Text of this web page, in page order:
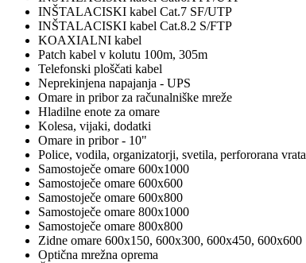
INŠTALACISKI kabel Cat.7 SF/UTP
INŠTALACISKI kabel Cat.8.2 S/FTP
KOAXIALNI kabel
Patch kabel v kolutu 100m, 305m
Telefonski ploščati kabel
Neprekinjena napajanja - UPS
Omare in pribor za računalniške mreže
Hladilne enote za omare
Kolesa, vijaki, dodatki
Omare in pribor - 10"
Police, vodila, organizatorji, svetila, perfororana vrata
Samostoječe omare 600x1000
Samostoječe omare 600x600
Samostoječe omare 600x800
Samostoječe omare 800x1000
Samostoječe omare 800x800
Zidne omare 600x150, 600x300, 600x450, 600x600
Optična mrežna oprema